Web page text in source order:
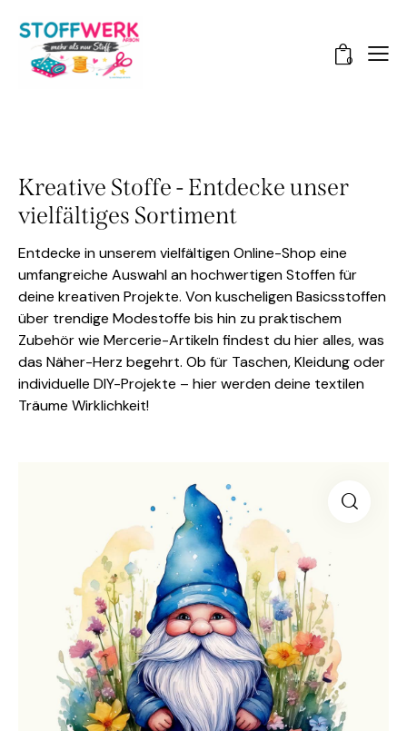
0
Kreative Stoffe - Entdecke unser
vielfältiges Sortiment
Entdecke in unserem vielfältigen Online-Shop eine
umfangreiche Auswahl an hochwertigen Stoffen für
deine kreativen Projekte. Von kuscheligen Basicsstoffen
über trendige Modestoffe bis hin zu praktischem
Zubehör wie Mercerie-Artikeln findest du hier alles, was
das Näher-Herz begehrt. Ob für Taschen, Kleidung oder
individuelle DIY-Projekte – hier werden deine textilen
Träume Wirklichkeit!